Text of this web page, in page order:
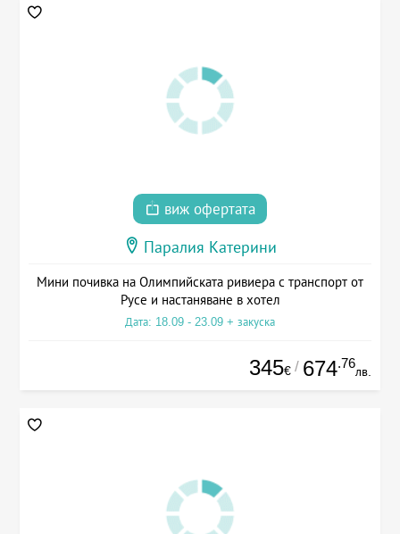
виж офертата
Паралия Катерини
Мини почивка на Олимпийската ривиера с транспорт от
Русе и настаняване в хотел
Дата: 18.09 - 23.09 + закуска
345€ / 674.76
лв.